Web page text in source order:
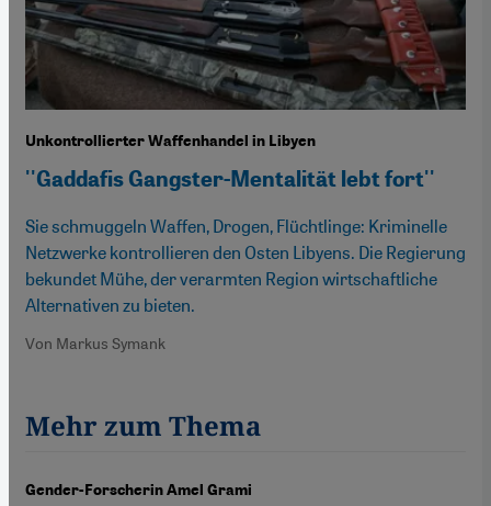
Unkontrollierter Waffenhandel in Libyen
''Gaddafis Gangster-Mentalität lebt fort''
Sie schmuggeln Waffen, Drogen, Flüchtlinge: Kriminelle
Netzwerke kontrollieren den Osten Libyens. Die Regierung
bekundet Mühe, der verarmten Region wirtschaftliche
Alternativen zu bieten.
Von Markus Symank
Mehr zum Thema
Gender-Forscherin Amel Grami